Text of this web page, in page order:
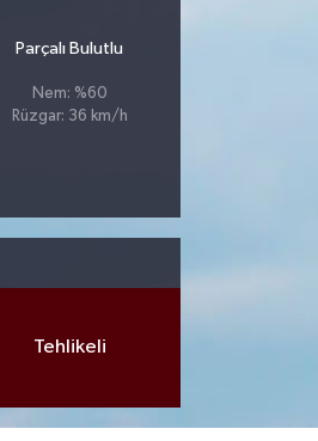
Parçalı Bulutlu
Nem: %60
Rüzgar: 36 km/h
Tehlikeli